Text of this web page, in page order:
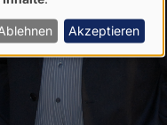
Akzeptieren